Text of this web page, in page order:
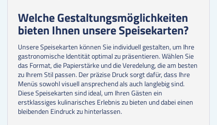
Welche Gestaltungsmöglichkeiten
bieten Ihnen unsere Speisekarten?
Unsere Speisekarten können Sie individuell gestalten, um Ihre
gastronomische Identität optimal zu präsentieren. Wählen Sie
das Format, die Papierstärke und die Veredelung, die am besten
zu Ihrem Stil passen. Der präzise Druck sorgt dafür, dass Ihre
Menüs sowohl visuell ansprechend als auch langlebig sind.
Diese Speisekarten sind ideal, um Ihren Gästen ein
erstklassiges kulinarisches Erlebnis zu bieten und dabei einen
bleibenden Eindruck zu hinterlassen.